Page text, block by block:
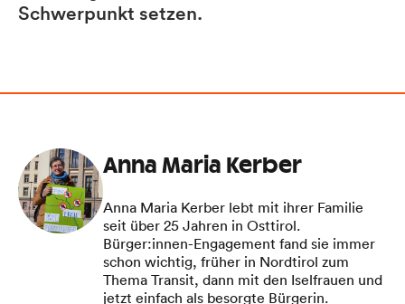
Schwerpunkt setzen.
Anna Maria Kerber
Anna Maria Kerber lebt mit ihrer Familie
seit über 25 Jahren in Osttirol.
Bürger:innen-Engagement fand sie immer
schon wichtig, früher in Nordtirol zum
Thema Transit, dann mit den Iselfrauen und
jetzt einfach als besorgte Bürgerin.